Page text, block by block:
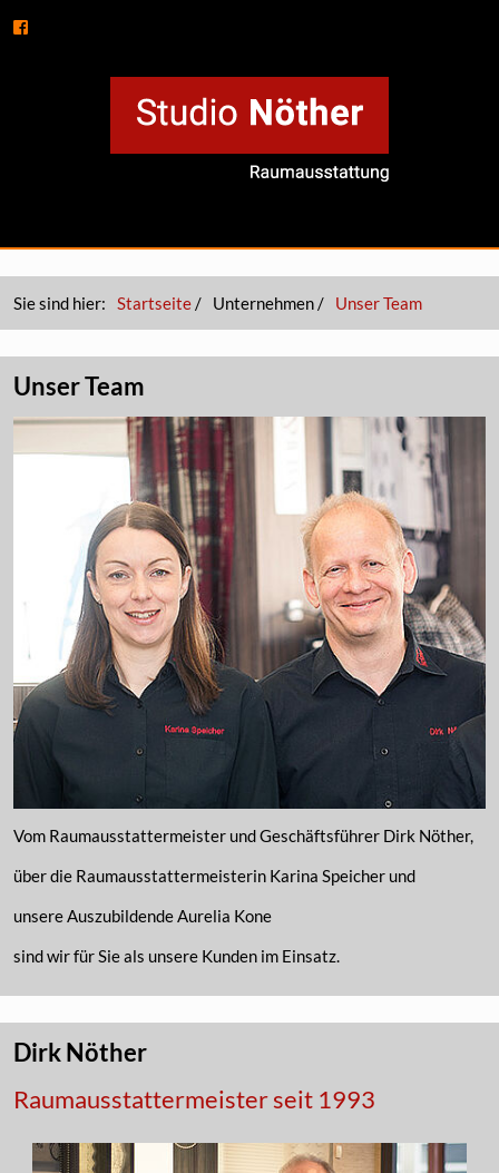
Sie sind hier: Startseite/ Unternehmen/ Unser Team
Unser Team
Vom Raumausstattermeister und Geschäftsführer Dirk Nöther,
über die Raumausstattermeisterin Karina Speicher und
unsere Auszubildende Aurelia Kone
sind wir für Sie als unsere Kunden im Einsatz.
Dirk Nöther
Raumausstattermeister seit 1993